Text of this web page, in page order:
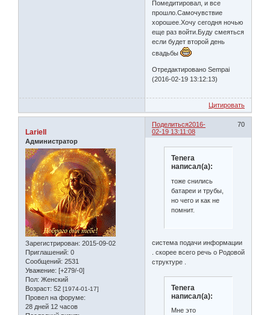
Помедитировал, и все
прошло.Самочувствие
хорошее.Хочу сегодня ночью
еще раз войти.Буду смеяться
если будет второй день
свадьбы
Отредактировано Sempai
(2016-02-19 13:12:13)
Цитировать
Поделиться 70
2016-
02-19 13:11:08
Lariell
Администратор
Зарегистрирован: 2015-09-02
Приглашений: 0
Сообщений: 2531
Уважение: [+279/-0]
Пол: Женский
Возраст: 52 [1974-01-17]
Провел на форуме:
28 дней 12 часов
Tenera
написал(а):
тоже снились
батареи и трубы,
но чего и как не
помнит.
система подачи информации
. скорее всего речь о Родовой
структуре .
Tenera
написал(а):
Мне это